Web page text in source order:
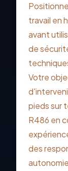
travail en
avant
de
Votre
pieds sur
R486 en
des